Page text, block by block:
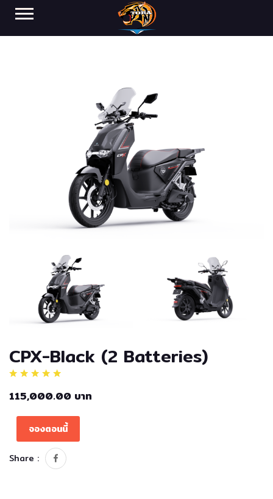
CPX-Black (2 Batteries)
115,000.00 บาท
จองตอนนี้
Share :